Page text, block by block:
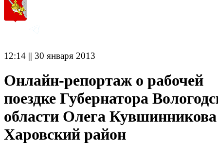
12:14 || 30 января 2013
Онлайн-репортаж о рабочей
поездке Губернатора
области Олега
Харовский район